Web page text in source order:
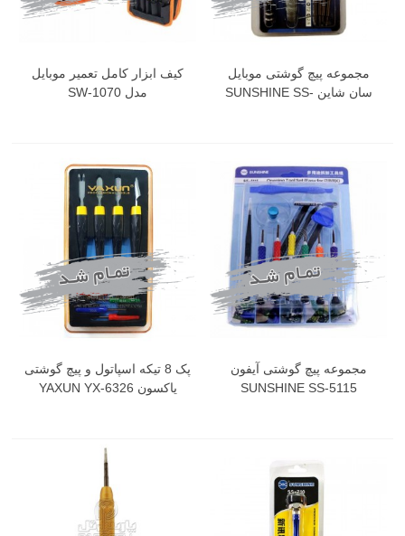
مجموعه پیچ گوشتی موبایل
سان شاین SUNSHINE SS-
کیف ابزار کامل تعمیر موبایل
مدل SW-1070
مجموعه پیچ گوشتی آیفون
SUNSHINE SS-5115
پک 8 تیکه اسپاتول و پیچ گوشتی
یاکسون YAXUN YX-6326